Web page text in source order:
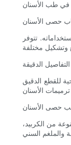
حصى الأسنان
تتوفر
للقطع الدقيق
حصى الأسنان
من الكربيد،